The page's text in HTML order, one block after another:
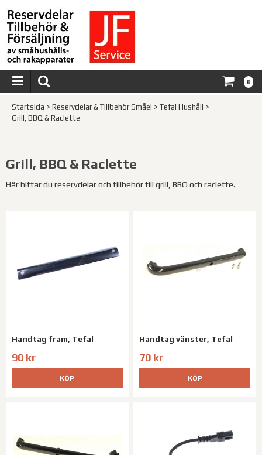
0
Startsida > Reservdelar & Tillbehör Småel > Tefal Hushåll
>
Grill, BBQ & Raclette
Grill, BBQ & Raclette
Här hittar du reservdelar och tillbehör till grill, BBQ och raclette.
Handtag fram, Tefal
90 kr
KÖP
Handtag vänster, Tefal
70 kr
KÖP